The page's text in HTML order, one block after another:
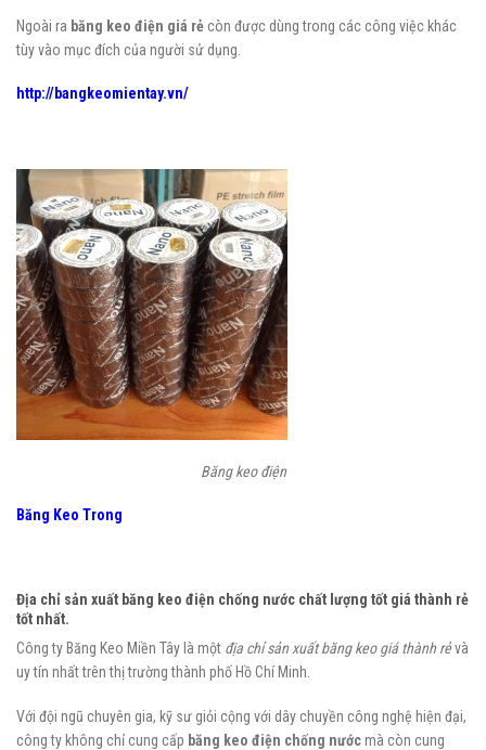
Ngoài ra băng keo điện giá rẻ còn được dùng trong các công việc khác
tùy vào mục đích của người sử dụng.
http://bangkeomientay.vn/
Băng keo điện
Băng Keo Trong
Địa chỉ sản xuất băng keo điện chống nước chất lượng tốt giá thành rẻ
tốt nhất.
Công ty Băng Keo Miền Tây là một địa chỉ sản xuất băng keo giá thành rẻvà
uy tín nhất trên thị trường thành phố Hồ Chí Minh.
Với đội ngũ chuyên gia, kỹ sư giỏi cộng với dây chuyền công nghệ hiện đại,
công ty không chỉ cung cấp băng keo điện chống nướcmà còn cung